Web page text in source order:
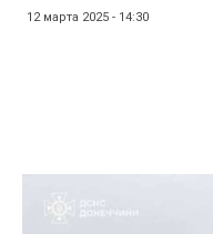
12 марта 2025 - 14:30